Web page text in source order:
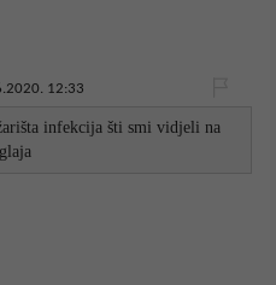
12:33
infekcija šti smi vidjeli na